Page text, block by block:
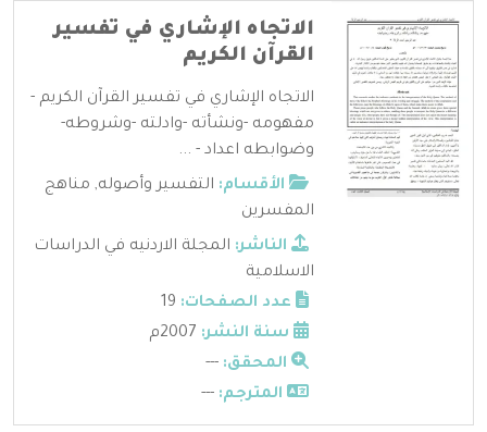
الاتجاه الإشاري في تفسير
القرآن الكريم
الاتجاه الإشاري في تفسير القرآن الكريم -
مفهومه -ونشأته -وادلته -وشروطه-
وضوابطه اعداد - ...
الأقسام: التفسير وأصوله, مناهج
المفسرين
الناشر: المجلة الاردنيه في الدراسات
الاسلامية
عدد الصفحات:
سنة النشر:
المحقق: ---
المترجم: ---